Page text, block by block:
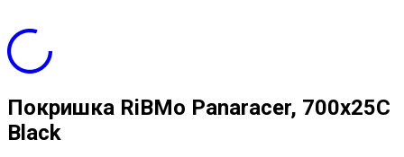
Покришка RiBMo Panaracer, 700x25C
Black